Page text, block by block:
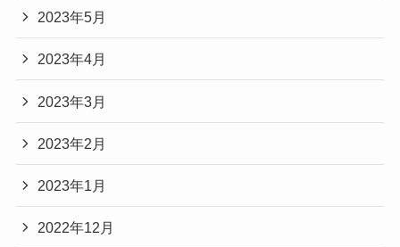
2023年5月
2023年4月
2023年3月
2023年2月
2023年1月
2022年12月